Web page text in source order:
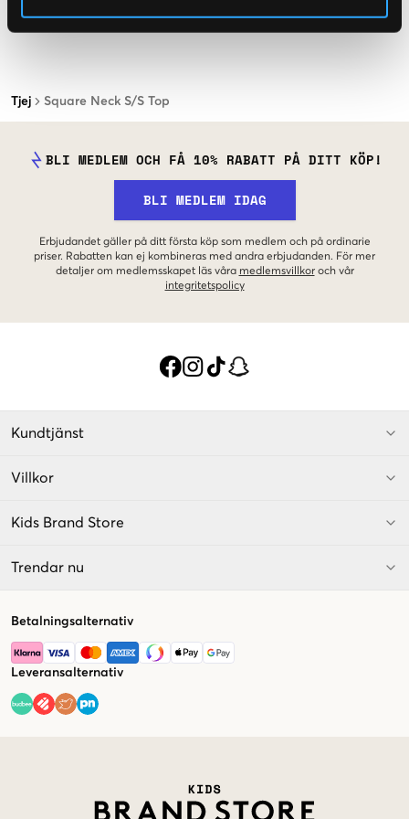
Tjej Square Neck S/S Top
BLI MEDLEM OCH FÅ 10% RABATT PÅ DITT KÖP!
BLI MEDLEM IDAG
Erbjudandet gäller på ditt första köp som medlem och på ordinarie
priser. Rabatten kan ej kombineras med andra erbjudanden. För mer
detaljer om medlemsskapet läs våra medlemsvillkor och vår
integritetspolicy
Kundtjänst
Villkor
Kids Brand Store
Trendar nu
Betalningsalternativ
Leveransalternativ